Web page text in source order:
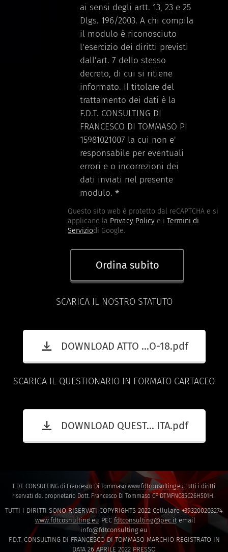
ai sensi degli artt. 13, 23 e 25
Dlgs. 196/2003. A chi compila
il modulo è riconosciuto
l'esercizio dei diritti previsti
dall'art. 7 dello stesso
decreto, di cui si ritiene
informato. Il titolare del
trattamento dei dati è la
F.D.T. CONSULTING DI
FRANCESCO DI TOMMASO PI
15981021007 la cui non e'
responsabile per eventuali
errori e o incorrezioni dei
dati inviati nel presente
modulo.
Questo sito web è protetto dal reCAPTCHA e si
applicano la Privacy Policy e iTermini di
Serviziodi Google.
Ordina subito
SCARICA IL NOSTRO STATUTO
DOWNLOAD ATTO ...O-18.pdf
SCARICA IL QUESTIONARIO IN FORMATO CARTACEO
DOWNLOAD QUEST... ITA.pdf
F.D.T. CONSULTING di Francesco Di Tommaso www.fdtconsulting.eu tutti i diritti
riservati del proprietario Dott. Francesco DI Tommaso CF DTMFNC85C26H501H.
TUTTI I DIRITTI SONO RISERVATI COPYRIGHTS 2022 Cellulare +393200203274
www.fdtcosnulting.eu PEC fdtconsulting@pec.itemail
info@fdtconsulting.eu
F.D.T. CONSULTING DI FRANCESCO DI TOMMASO MARCHIO REGISTRATO IN
DATA 26 APRILE 2022 PRESSO